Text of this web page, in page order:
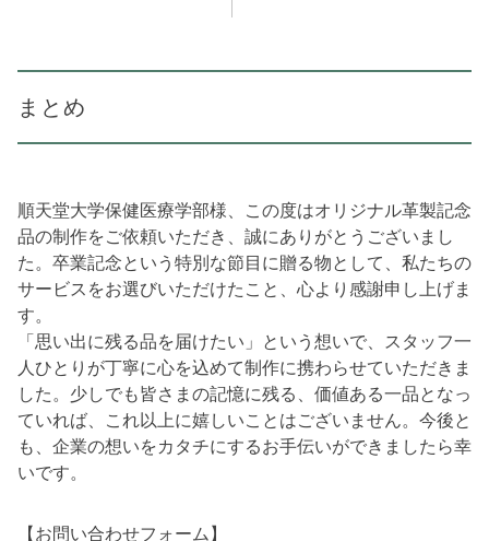
まとめ
順天堂大学保健医療学部様、この度はオリジナル革製記念
品の制作をご依頼いただき、誠にありがとうございまし
た。卒業記念という特別な節目に贈る物として、私たちの
サービスをお選びいただけたこと、心より感謝申し上げま
す。
「思い出に残る品を届けたい」という想いで、スタッフ一
人ひとりが丁寧に心を込めて制作に携わらせていただきま
した。少しでも皆さまの記憶に残る、価値ある一品となっ
ていれば、これ以上に嬉しいことはございません。今後と
も、企業の想いをカタチにするお手伝いができましたら幸
いです。
【お問い合わせフォーム】